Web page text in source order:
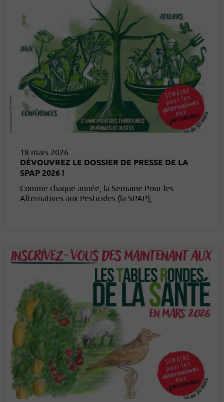
18 mars 2026
DÉVOUVREZ LE DOSSIER DE PRESSE DE LA
SPAP 2026 !
Comme chaque année, la Semaine Pour les
Alternatives aux Pesticides (la SPAP),...